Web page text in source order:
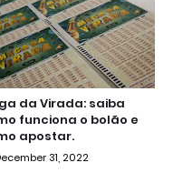
da Virada: saiba
funciona o bolão e
apostar.
31, 2022